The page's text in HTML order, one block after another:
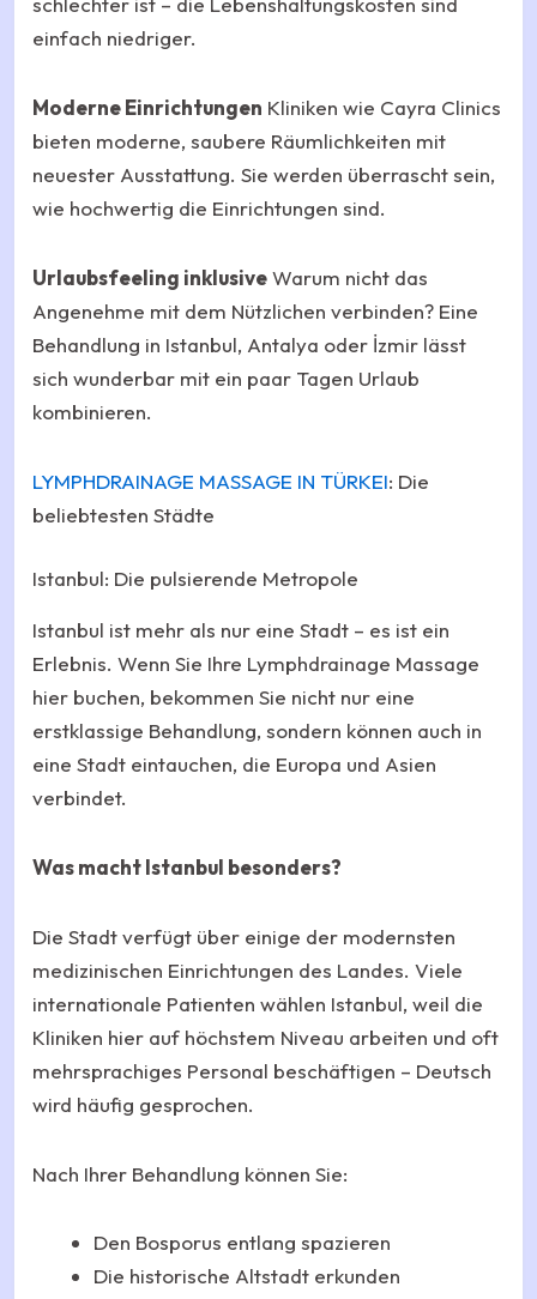
einfach niedriger.
Moderne Einrichtungen Kliniken wie Cayra Clinics
bieten moderne, saubere Räumlichkeiten mit
neuester Ausstattung. Sie werden überrascht sein,
wie hochwertig die Einrichtungen sind.
Urlaubsfeeling inklusiveWarum nicht das
Angenehme mit dem Nützlichen verbinden? Eine
Behandlung in Istanbul, Antalya oder İzmir lässt
sich wunderbar mit ein paar Tagen Urlaub
kombinieren.
LYMPHDRAINAGE MASSAGE IN TÜRKEI: Die
beliebtesten Städte
Istanbul: Die pulsierende Metropole
Istanbul ist mehr als nur eine Stadt – es ist ein
Erlebnis. Wenn Sie Ihre Lymphdrainage Massage
hier buchen, bekommen Sie nicht nur eine
erstklassige Behandlung, sondern können auch in
eine Stadt eintauchen, die Europa und Asien
verbindet.
Was macht Istanbul besonders?
Die Stadt verfügt über einige der modernsten
medizinischen Einrichtungen des Landes. Viele
internationale Patienten wählen Istanbul, weil die
Kliniken hier auf höchstem Niveau arbeiten und oft
mehrsprachiges Personal beschäftigen – Deutsch
wird häufig gesprochen.
Nach Ihrer Behandlung können Sie:
Den Bosporus entlang spazieren
Die historische Altstadt erkunden